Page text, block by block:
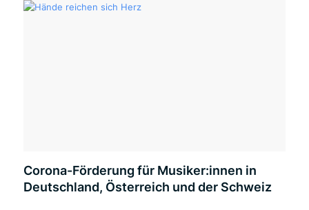
Corona-Förderung für Musiker:innen in
Deutschland, Österreich und der Schweiz